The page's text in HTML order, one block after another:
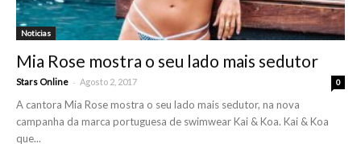
Noticias
Mia Rose mostra o seu lado mais sedutor
Stars Online - Agosto 2, 2017 0
A cantora Mia Rose mostra o seu lado mais sedutor, na nova
campanha da marca portuguesa de swimwear Kai & Koa. Kai & Koa
que...